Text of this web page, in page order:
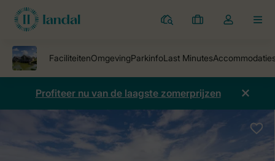
Parken
Mijn
Open
mijn
account
Profiteer nu van de laagste zomerprijzen